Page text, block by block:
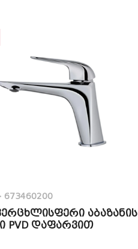
673460200
ვერცხლისფერი აბაზანის
PVD დაფარვით